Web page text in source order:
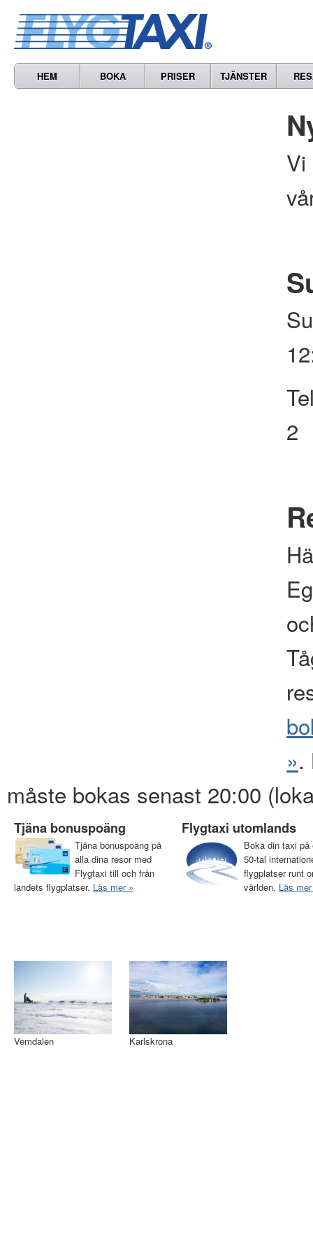
HEM BOKA PRISER TJÄNSTER
Vi
2
».
måste bokas senast 20:00
Tjäna bonuspoäng
Tjäna bonuspoäng på
alla dina resor med
Flygtaxi till och från
landets flygplatser. Läs mer »
Flygtaxi utomlands
Boka din taxi på
50-tal
flygplatser runt
världen. Läs
Vemdalen Karlskrona